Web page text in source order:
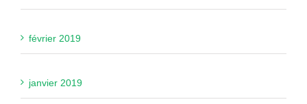
février 2019
janvier 2019